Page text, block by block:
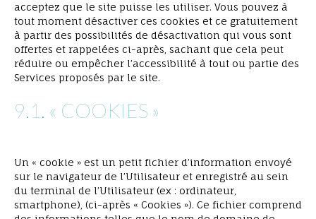
acceptez que le site puisse les utiliser. Vous pouvez à
tout moment désactiver ces cookies et ce gratuitement
à partir des possibilités de désactivation qui vous sont
offertes et rappelées ci-après, sachant que cela peut
réduire ou empêcher l’accessibilité à tout ou partie des
Services proposés par le site.
9.1. « COOKIES »
Un « cookie » est un petit fichier d’information envoyé
sur le navigateur de l’Utilisateur et enregistré au sein
du terminal de l’Utilisateur (ex : ordinateur,
smartphone), (ci-après « Cookies »). Ce fichier comprend